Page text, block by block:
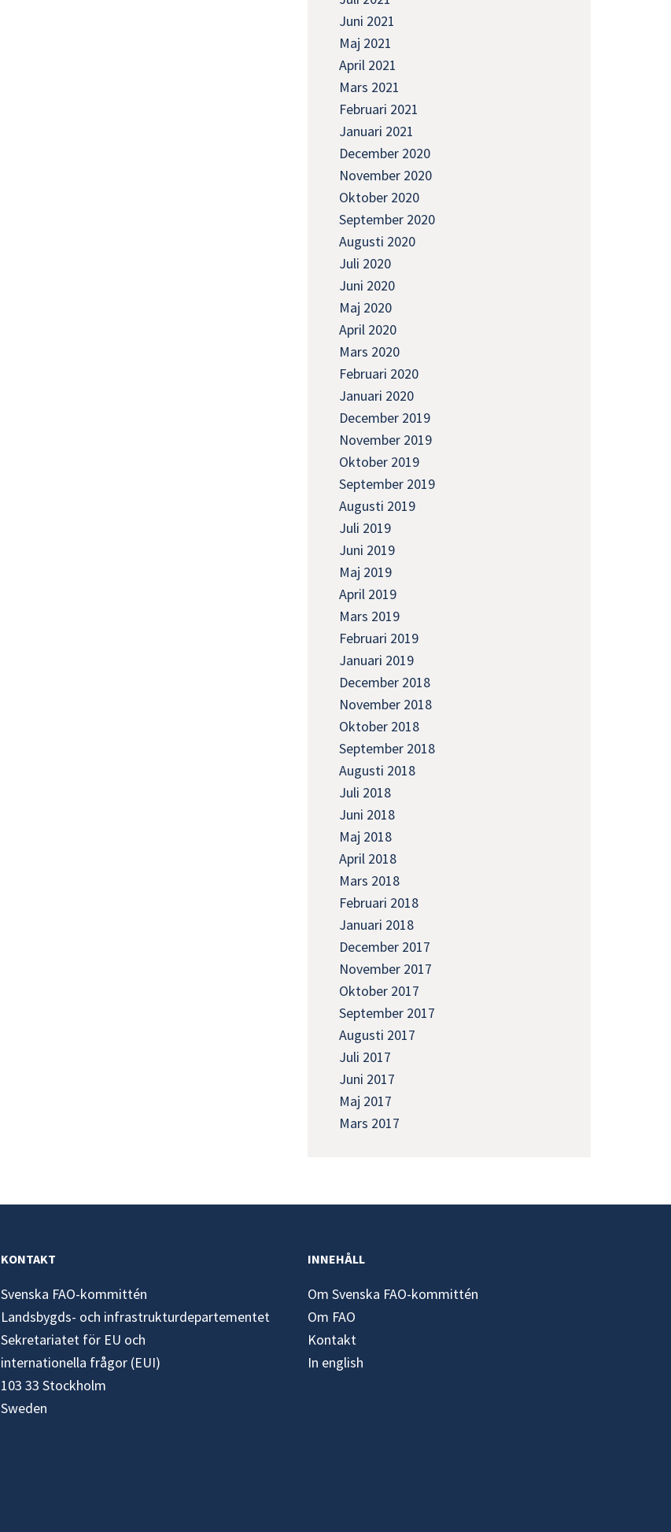
Juni 2021
Maj 2021
April 2021
Mars 2021
Februari 2021
Januari 2021
December 2020
November 2020
Oktober 2020
September 2020
Augusti 2020
Juli 2020
Juni 2020
Maj 2020
April 2020
Mars 2020
Februari 2020
Januari 2020
December 2019
November 2019
Oktober 2019
September 2019
Augusti 2019
Juli 2019
Juni 2019
Maj 2019
April 2019
Mars 2019
Februari 2019
Januari 2019
December 2018
November 2018
Oktober 2018
September 2018
Augusti 2018
Juli 2018
Juni 2018
Maj 2018
April 2018
Mars 2018
Februari 2018
Januari 2018
December 2017
November 2017
Oktober 2017
September 2017
Augusti 2017
Juli 2017
Juni 2017
Maj 2017
Mars 2017
KONTAKT
Svenska FAO-kommittén
Landsbygds- och infrastrukturdepartementet
Sekretariatet för EU och
internationella frågor (EUI)
103 33 Stockholm
Sweden
INNEHÅLL
Om Svenska FAO-kommittén
Om FAO
Kontakt
In english